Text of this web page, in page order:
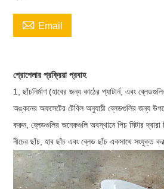
 Email
প্রোপেলার প্রক্রিয়া প্রবাহ
1, ছাঁচনির্মাণ (হাবের জন্য কাঠের প্যাটার্ন, এবং
অঙ্কনের অফসেটের টেবিল অনুযায়ী ব্লেডগুলির জন্য
করুন, ব্লেডগুলির অনেকগুলি অবস্থানে পিচ মিটার
নীচের ছাঁচ, হাব ছাঁচ এবং ব্লেড ছাঁচ একসাথে সংযুক্ত